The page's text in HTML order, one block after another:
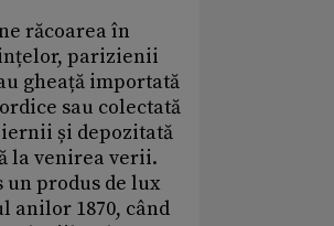
răcoarea în
parizienii
gheață importată
sau colectată
și depozitată
la venirea verii.
un produs de lux
anilor 1870, când